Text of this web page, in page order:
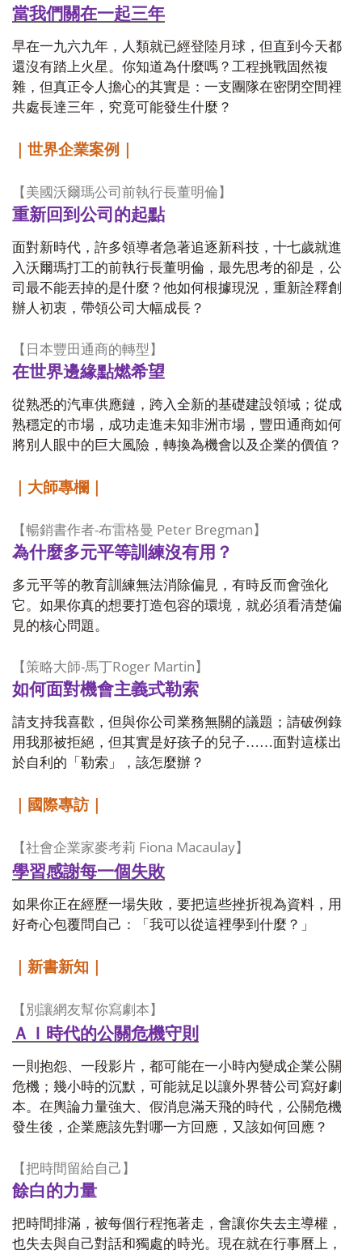
當我們關在一起三年
早在一九六九年，人類就已經登陸月球，但直到今天都
還沒有踏上火星。你知道為什麼嗎？工程挑戰固然複
雜，但真正令人擔心的其實是：一支團隊在密閉空間裡
共處長達三年，究竟可能發生什麼？
｜世界企業案例｜
【美國沃爾瑪公司前執行長董明倫】
重新回到公司的起點
面對新時代，許多領導者急著追逐新科技，十七歲就進
入沃爾瑪打工的前執行長董明倫，最先思考的卻是，公
司最不能丟掉的是什麼？他如何根據現況，重新詮釋創
辦人初衷，帶領公司大幅成長？
【日本豐田通商的轉型】
在世界邊緣點燃希望
從熟悉的汽車供應鏈，跨入全新的基礎建設領域；從成
熟穩定的市場，成功走進未知非洲市場，豐田通商如何
將別人眼中的巨大風險，轉換為機會以及企業的價值？
｜大師專欄｜
【暢銷書作者-布雷格曼 Peter Bregman 】
為什麼多元平等訓練沒有用？
多元平等的教育訓練無法消除偏見，有時反而會強化
它。如果你真的想要打造包容的環境，就必須看清楚偏
見的核心問題。
【策略大師-馬丁Roger Martin 】
如何面對機會主義式勒索
請支持我喜歡，但與你公司業務無關的議題；請破例錄
用我那被拒絕，但其實是好孩子的兒子……面對這樣出
於自利的「勒索」，該怎麼辦？
｜國際專訪｜
【社會企業家麥考莉 Fiona Macaulay】
學習感謝每一個失敗
如果你正在經歷一場失敗，要把這些挫折視為資料，用
好奇心包覆問自己：「我可以從這裡學到什麼？」
｜新書新知｜
【別讓網友幫你寫劇本】
ＡＩ時代的公關危機守則
一則抱怨、一段影片，都可能在一小時內變成企業公關
危機；幾小時的沉默，可能就足以讓外界替公司寫好劇
本。在輿論力量強大、假消息滿天飛的時代，公關危機
發生後，企業應該先對哪一方回應，又該如何回應？
【把時間留給自己】
餘白的力量
把時間排滿，被每個行程拖著走，會讓你失去主導權，
也失去與自己對話和獨處的時光。現在就在行事曆上，